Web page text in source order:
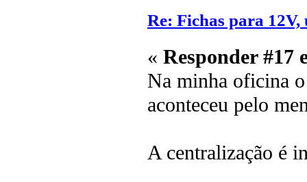
Re: Fichas para 12V,
« Responder #17
Na minha oficina
aconteceu pelo
A centralização é